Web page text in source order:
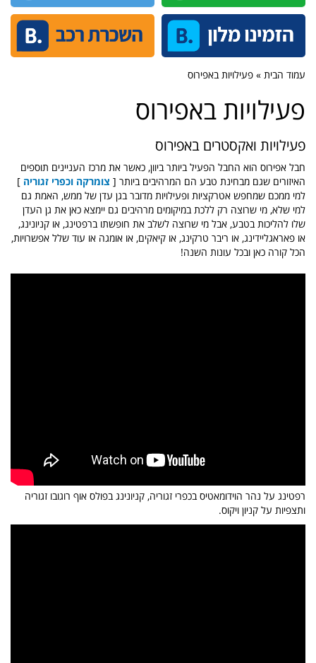
עמוד הבית » פעילויות באפירוס
פעילויות באפירוס
פעילויות ואקסטרים באפירוס
חבל אפירוס הוא החבל הפעיל ביותר ביוון, כאשר את מרכז העניינים תוספים
האיזורים שגם מבחינת טבע הם המרהיבים ביותר [ צומרקה וכפרי זגוריה ]
למי ממכם שמחפש אטרקציות ופעילויות מדובר בגן עדן של ממש, האמת גם
למי שלא, מי שרוצה רק ללכת במיקומים מרהיבים גם יימצא כאן את גן העדן
שלו להליכות בטבע, אבל מי שרוצה לשלב את חופשתו ברפטינג, או קניונינג,
או פאראגליידינג, או ריבר טרקינג, או קיאקים, או אומגה או עוד שלל אפשרויות,
הכל קורה כאן ובכל עונות השנה!
רפטינג על נהר הוידומאטיס בכפרי זגוריה, קניונינג בפולס אוף רוגובו זגוריה
ותצפיות על קניון ויקוס.